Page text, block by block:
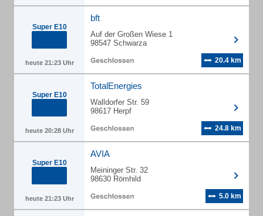
Super E10
heute 21:23 Uhr
bft
Auf der Großen Wiese 1
98547 Schwarza
20.4 km
Super E10
heute 20:28 Uhr
TotalEnergies
Walldorfer Str. 59
98617 Herpf
24.8 km
Super E10
heute 21:23 Uhr
AVIA
Meininger Str. 32
98630 Römhild
5.0 km